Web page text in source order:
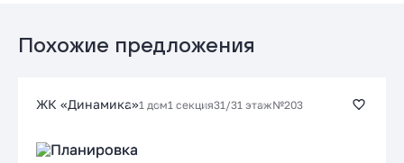
Похожие предложения
ЖК «Динамика»1 дом1 секция31/31 этаж№203